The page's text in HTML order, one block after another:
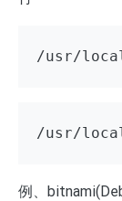
/usr/
/usr/
例、